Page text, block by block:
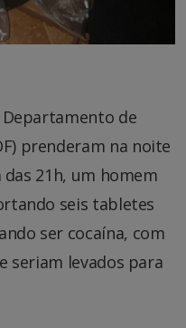
Departamento de
prenderam na noite
21h, um homem
seis tabletes
ser cocaína, com
seriam levados para